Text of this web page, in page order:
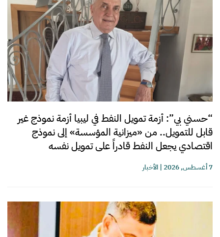
“حسني بي”: أزمة تمويل النفط في ليبيا أزمة نموذج غير
قابل للتمويل.. من «ميزانية المؤسسة» إلى نموذج
اقتصادي يجعل النفط قادراً على تمويل نفسه
7 أغسطس, 2026 |الأخبار